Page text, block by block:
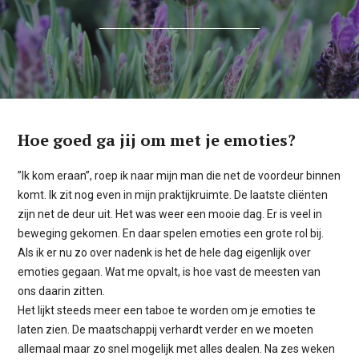
Hoe goed ga jij om met je emoties?
”Ik kom eraan”, roep ik naar mijn man die net de voordeur binnen
komt. Ik zit nog even in mijn praktijkruimte. De laatste cliënten
zijn net de deur uit. Het was weer een mooie dag. Er is veel in
beweging gekomen. En daar spelen emoties een grote rol bij.
Als ik er nu zo over nadenk is het de hele dag eigenlijk over
emoties gegaan. Wat me opvalt, is hoe vast de meesten van
ons daarin zitten.
Het lijkt steeds meer een taboe te worden om je emoties te
laten zien. De maatschappij verhardt verder en we moeten
allemaal maar zo snel mogelijk met alles dealen. Na zes weken